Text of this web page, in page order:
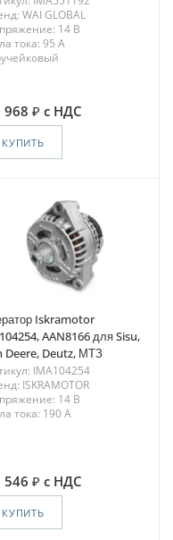
WAI GLOBAL
14 В
тока: 95 A
968 с НДС
КУПИТЬ
Iskramotor
AAN8166 для Sisu,
Deere, Deutz, МТЗ
IMA104254
ISKRAMOTOR
14 В
тока: 190 A
546 с НДС
КУПИТЬ